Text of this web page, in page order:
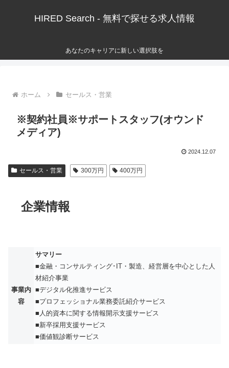
HIRED Search - 無料で探せる求人情報
あなたのキャリアに新しい選択肢を
ホーム セールス・営業
※契約社員※サポートスタッフ(オウンド
メディア)
2024.12.07
セールス・営業 300万円 400万円
企業情報
事業内
容
サマリー
■金融・コンサルティング･IT・製造、経営層を中心とした人
材紹介事業
■デジタル化推進サービス
■プロフェッショナル業務委託紹介サービス
■人的資本に関する情報開示支援サービス
■新卒採用支援サービス
■価値観診断サービス